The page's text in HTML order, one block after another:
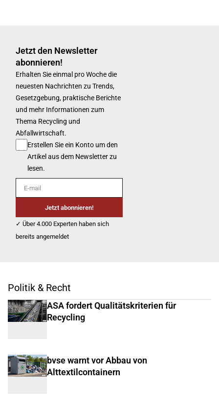
Jetzt den Newsletter
abonnieren!
Erhalten Sie einmal pro Woche die
neuesten Nachrichten zu Trends,
Gesetzgebung, praktische Berichte
und mehr Informationen zum
Thema Recycling und
Abfallwirtschaft.
Erstellen Sie ein Konto um den
Artikel aus dem Newsletter zu
lesen.
E-mail
Jetzt abonnieren!
✓ Über 4.000 Experten haben sich
bereits angemeldet
Politik & Recht
ASA fordert Qualitätskriterien für
Recycling
bvse warnt vor Abbau von
Alttextilcontainern